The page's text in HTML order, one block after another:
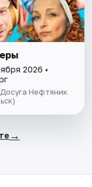
2026 •
Нефтяник
→